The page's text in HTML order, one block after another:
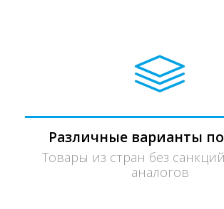
Различные варианты
Товары из стран без
аналогов